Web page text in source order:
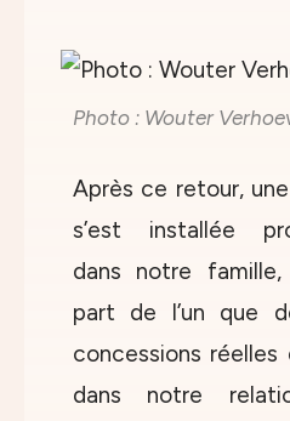
Photo : Wouter
Après ce retour,
s’est installée
dans notre
part de l’un que
concessions
dans notre